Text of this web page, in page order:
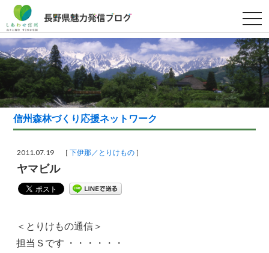
t
o
g
g
l
e
n
a
v
g
i
信州森林づくり応援ネットワーク
2011.07.19 ［下伊那／とりけもの ］
ヤマビル
＜とりけもの通信＞
担当Ｓです ・・・・・・